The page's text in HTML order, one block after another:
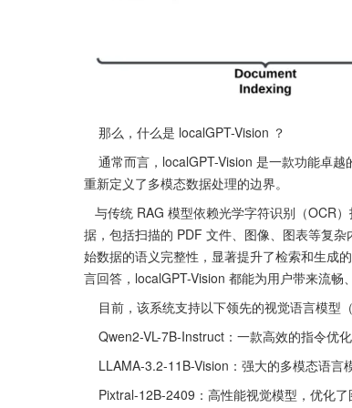
那么，什么是 localGPT-Vision ？
重新定义了多模态数据处理的边界。
据，包括扫描的 PDF 文件、图像、图表等复
始数据的语义完整性，显著提升了检索和生成
言回答，localGPT-Vision 都能为用户带来流畅
目前，该系统支持以下领先的视觉语言模型
Qwen2-VL-7B-Instruct：一款高效的指令优
LLAMA-3.2-11B-Vision：强大的多模态语言
Pixtral-12B-2409：高性能视觉模型，优化了